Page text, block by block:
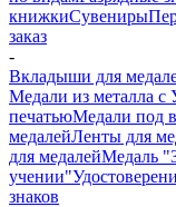
книжкиСувениры
заказ
-
Вкладыши для
Медали из металла
печатьюМедали под
медалейЛенты для
для медалейМедаль
учении"
знаков